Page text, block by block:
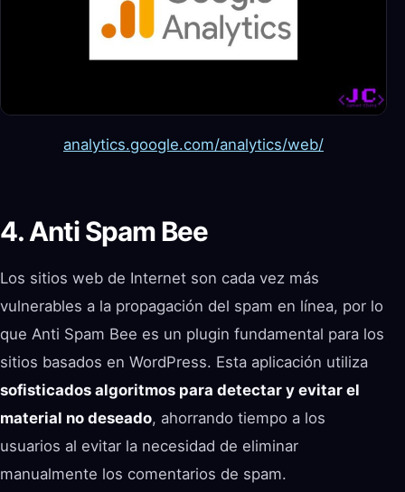
analytics.google.com/analytics/web/
4. Anti Spam Bee
Los sitios web de Internet son cada vez más
vulnerables a la propagación del spam en línea, por lo
que Anti Spam Bee es un plugin fundamental para los
sitios basados en WordPress. Esta aplicación utiliza
sofisticados algoritmos para detectar y evitar el
material no deseado, ahorrando tiempo a los
usuarios al evitar la necesidad de eliminar
manualmente los comentarios de spam.